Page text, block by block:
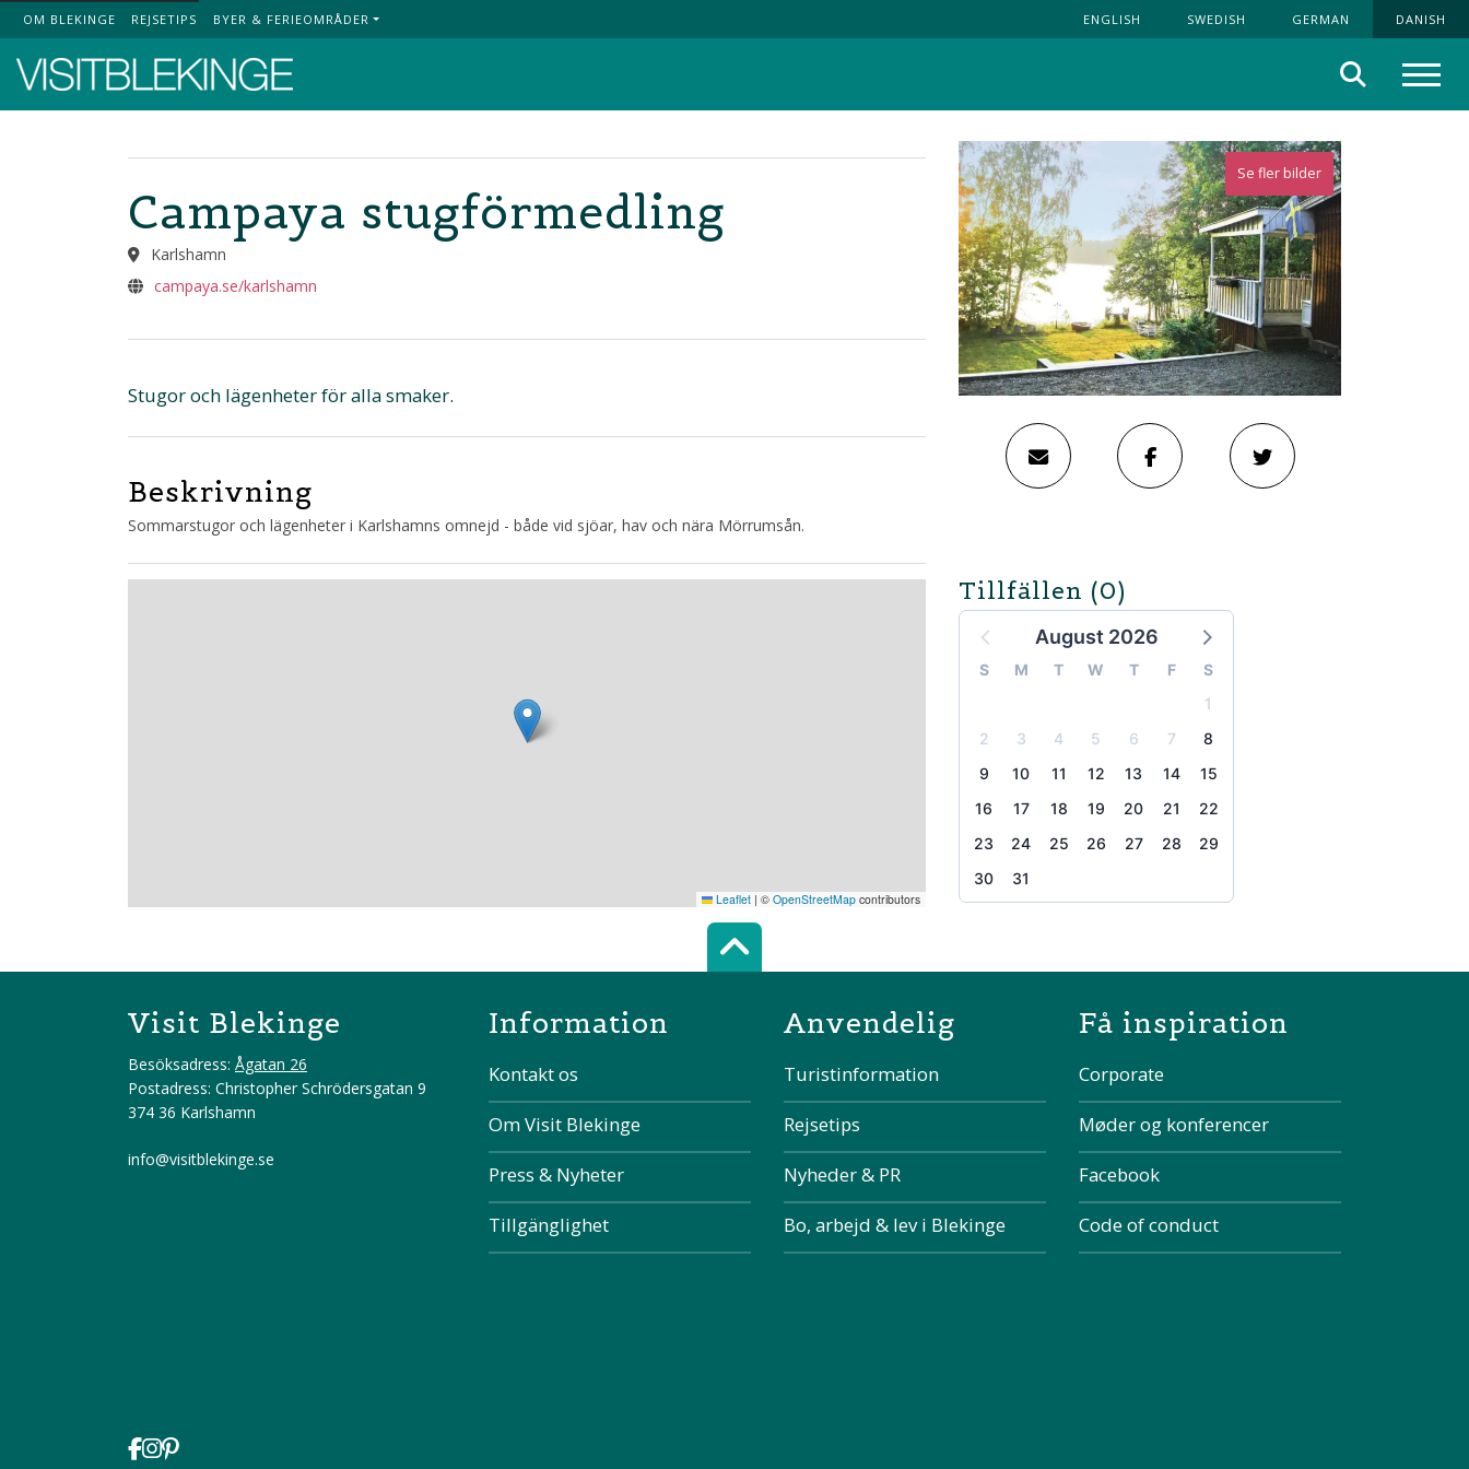
Top Menu
OM BLEKINGE REJSETIPS BYER & FERIEOMRÅDER ENGLISH SWEDISH GERMAN DANISH
Søg
Se fler bilder
Campaya stugförmedling
Karlshamn
campaya.se/karlshamn
Stugor och lägenheter för alla smaker.
Beskrivning
Sommarstugor och lägenheter i Karlshamns omnejd - både vid sjöar, hav och nära Mörrumsån.
Tillfällen (0)
August 2026
S M T W T F
S
1
2
3 4 5 6 7
8
9
10 11 12 13 14
15
16
17 18 19 20 21
22
23
24 25 26 27 28
29
30
31
Leaflet | © OpenStreetMap contributors
Scroll top of the page
Visit Blekinge
Besöksadress: Ågatan 26
Postadress: Christopher Schrödersgatan 9
374 36 Karlshamn
info@visitblekinge.se
Information
Kontakt os
Om Visit Blekinge
Press & Nyheter
Tillgänglighet
Anvendelig
Turistinformation
Rejsetips
Nyheder & PR
Bo, arbejd & lev i Blekinge
Få inspiration
Corporate
Møder og konferencer
Facebook
Code of conduct